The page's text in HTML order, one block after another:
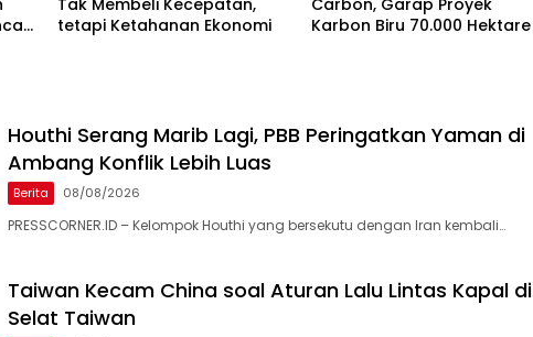
tetapi Ketahanan Ekonomi
Karbon Biru 70.000 Hektare
Houthi Serang Marib Lagi, PBB Peringatkan Yaman di
Ambang Konflik Lebih Luas
Berita 08/08/2026
PRESSCORNER.ID – Kelompok Houthi yang bersekutu dengan Iran kembali…
Taiwan Kecam China soal Aturan Lalu Lintas Kapal di
Selat Taiwan